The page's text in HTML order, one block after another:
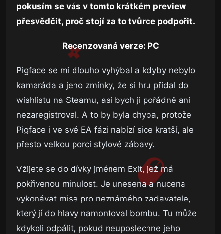
pokusím se vás v tomto krátkém preview
přesvědčit, proč stojí za to tvůrce podpořit.
Recenzovaná verze: PC
Pigface se mi dlouho vyhýbal a kdyby nebylo
kamaráda a jeho zmínky, že si hru přidal do
wishlistu na Steamu, asi bych ji pořádně ani
nezaregistroval. A to by byla chyba, protože
Pigface i ve své EA fázi nabízí sice kratší, ale
přesto velkou porci stylové zábavy.
Vžijete se do dívky jménem Exit, jež má
pokřivenou minulost. Je unesena a nucena
vykonávat mise pro neznámého zadavatele,
který jí do hlavy namontoval bombu. Tu může
kdykoli odpálit, pokud neuposlechne jeho